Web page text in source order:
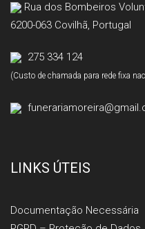
Rua dos Bombeiros
6200-063 Covilhã, Portugal
275 334 124
(Custo de chamada para rede fixa
LINKS ÚTEIS
Documentação Necessária